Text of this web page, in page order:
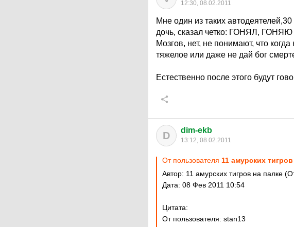
12:30, 08.02.2011
Мне один из таких
дочь, сказал четко: ГОНЯЛ,
Мозгов, нет, не понимают, что
тяжелое или даже не дай бог
Естественно после этого будут
D dim-ekb
13:12, 08.02.2011
От пользователя 11 амурских
Автор: 11 амурских тигров на палке
Дата: 08 Фев 2011 10:54
Цитата:
От пользователя: stan13